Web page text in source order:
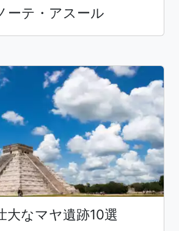
ーテ・アスール
大なマヤ遺跡10選